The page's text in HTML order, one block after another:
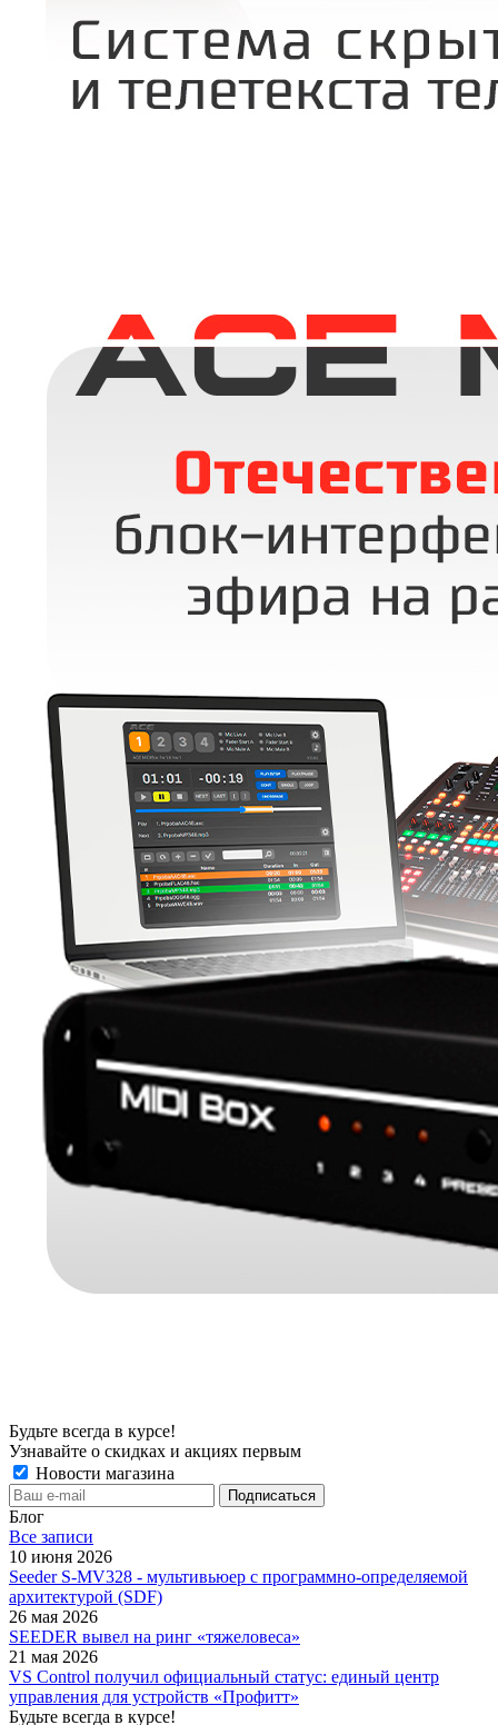
Будьте всегда в курсе!
Узнавайте о скидках и акциях первым
Новости магазина
Блог
Все записи
10 июня 2026
Seeder S-MV328 - мультивьюер с программно-определяемой
архитектурой (SDF)
26 мая 2026
SEEDER вывел на ринг «тяжеловеса»
21 мая 2026
VS Control получил официальный статус: единый центр
управления для устройств «Профитт»
Будьте всегда в курсе!